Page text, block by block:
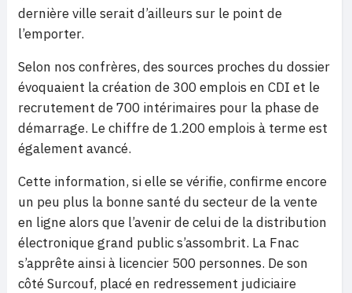
dernière ville serait d’ailleurs sur le point de
l’emporter.
Selon nos confrères, des sources proches du dossier
évoquaient la création de 300 emplois en CDI et le
recrutement de 700 intérimaires pour la phase de
démarrage. Le chiffre de 1.200 emplois à terme est
également avancé.
Cette information, si elle se vérifie, confirme encore
un peu plus la bonne santé du secteur de la vente
en ligne alors que l’avenir de celui de la distribution
électronique grand public s’assombrit. La Fnac
s’apprête ainsi à licencier 500 personnes. De son
côté Surcouf, placé en redressement judiciaire